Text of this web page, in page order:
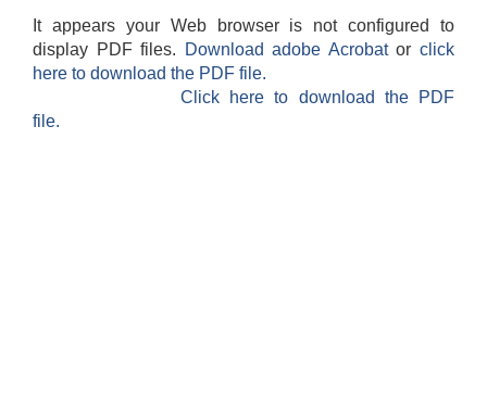
It appears your Web browser is not configured to
display PDF files.
Download adobe Acrobatorclick
here to download the PDF file.
Click here to download the PDF
file.